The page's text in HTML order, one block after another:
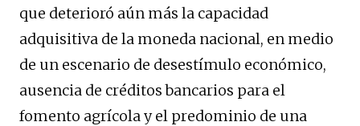
que deterioró aún más la capacidad
adquisitiva de la moneda nacional, en medio
de un escenario de desestímulo económico,
ausencia de créditos bancarios para el
fomento agrícola y el predominio de una